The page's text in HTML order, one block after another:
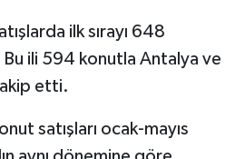
ilk sırayı 648
Bu ili 594 konutla Antalya ve
etti.
satışları ocak-mayıs